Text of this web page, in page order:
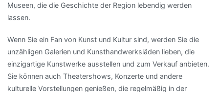
Museen, die die Geschichte der Region lebendig werden
lassen.
Wenn Sie ein Fan von Kunst und Kultur sind, werden Sie die
unzähligen Galerien und Kunsthandwerksläden lieben, die
einzigartige Kunstwerke ausstellen und zum Verkauf anbieten.
Sie können auch Theatershows, Konzerte und andere
kulturelle Vorstellungen genießen, die regelmäßig in der